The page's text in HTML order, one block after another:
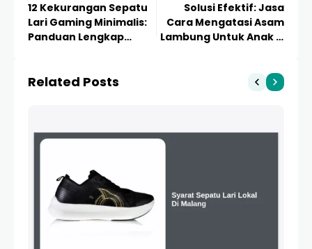
12 Kekurangan Sepatu
Lari Gaming Minimalis:
Panduan Lengkap
Solusi Efektif: Jasa
Cara Mengatasi Asam
Lambung Untuk Anak &
Related Posts